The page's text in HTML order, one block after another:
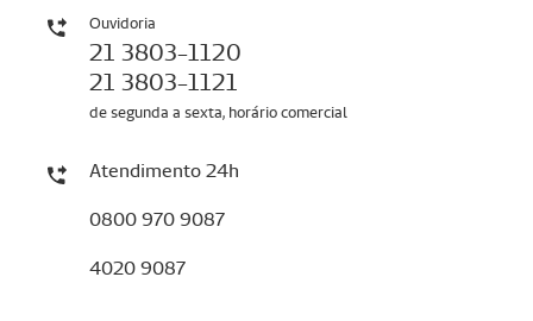
Ouvidoria
21 3803-1120
21 3803-1121
de segunda a sexta, horário comercial
Atendimento 24h
0800 970 9087
4020 9087